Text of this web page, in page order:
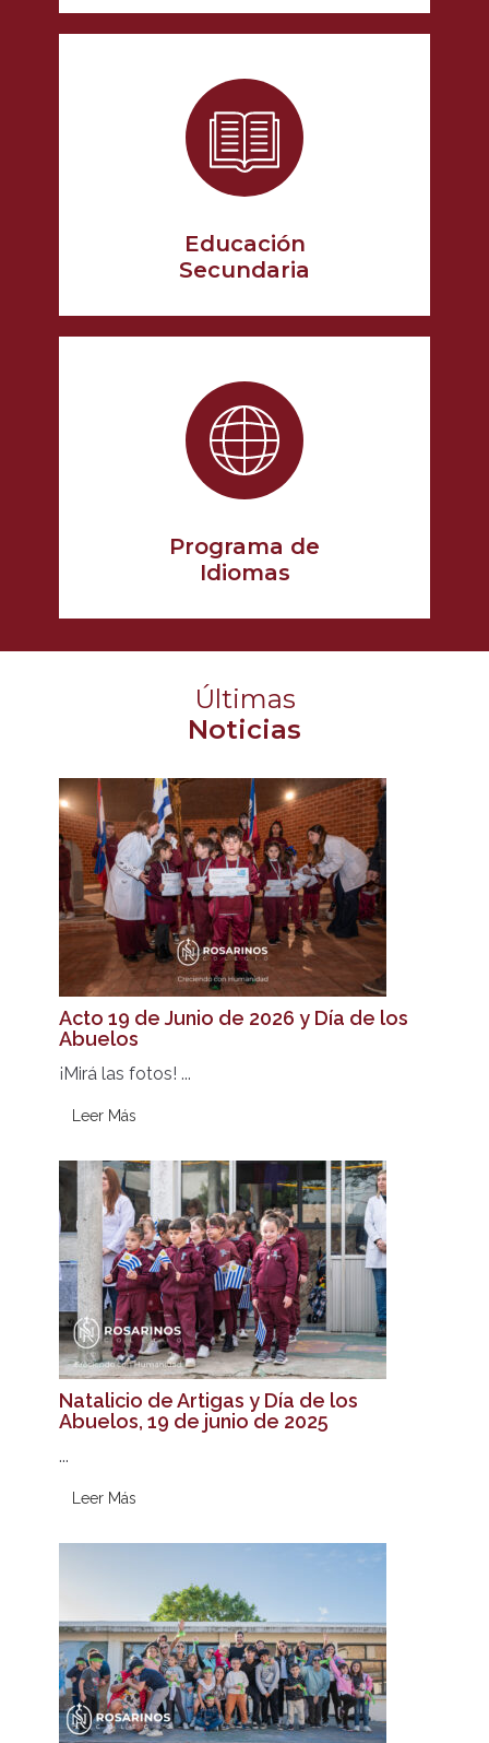
Educación
Secundaria
Programa de
Idiomas
Últimas
Noticias
Acto 19 de Junio de 2026 y Día de los
Abuelos
¡Mirá las fotos! ...
Leer Más
Natalicio de Artigas y Día de los
Abuelos, 19 de junio de 2025
...
Leer Más